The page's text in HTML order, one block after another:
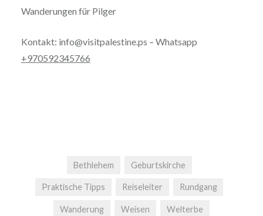
Wanderungen für Pilger
Kontakt: info@visitpalestine.ps – Whatsapp
+970592345766
Bethlehem Geburtskirche
Praktische Tipps Reiseleiter Rundgang
Wanderung Weisen Welterbe